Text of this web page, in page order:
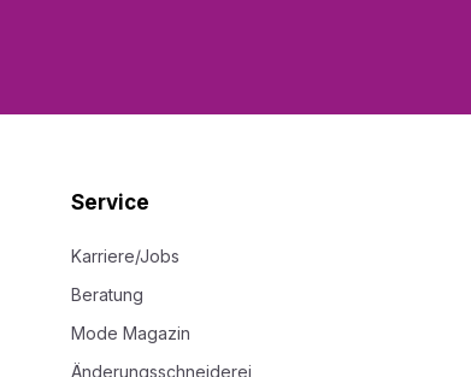
Service
Karriere/Jobs
Beratung
Mode Magazin
Änderungsschneiderei